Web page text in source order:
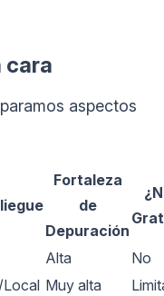
cara
aspectos
Fortaleza
de
Depuración
Alta
No
Local Muy alta